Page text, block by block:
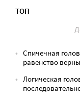
ТОП
Спичечная
равенство
Логическая